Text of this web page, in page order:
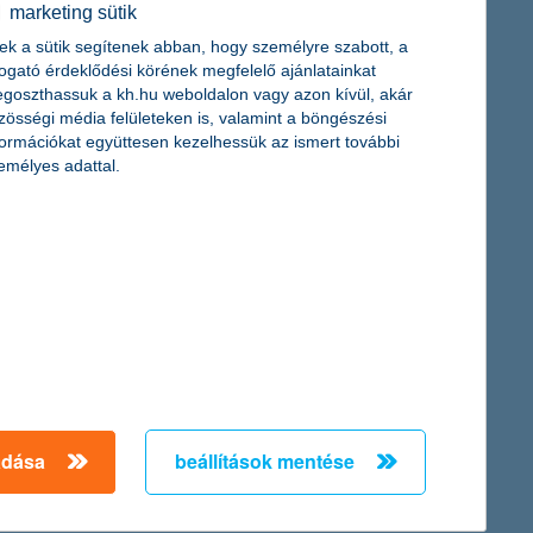
futó, Cápák között elnevezésű sikeres műsor
agráriumért ösztöndíjpályázatra beadott pályamunkák közül
most összesen 1,2 millió forinttal és szakmai segítséggel
marketing sütik
a sütik segítenek abban, hogy személyre szabott, a
érdeklődési körének megfelelő ajánlatainkat
a kh.hu weboldalon vagy azon kívül, akár
média felületeken is, valamint a böngészési
együttesen kezelhessük az ismert további
adattal.
beállítások mentése